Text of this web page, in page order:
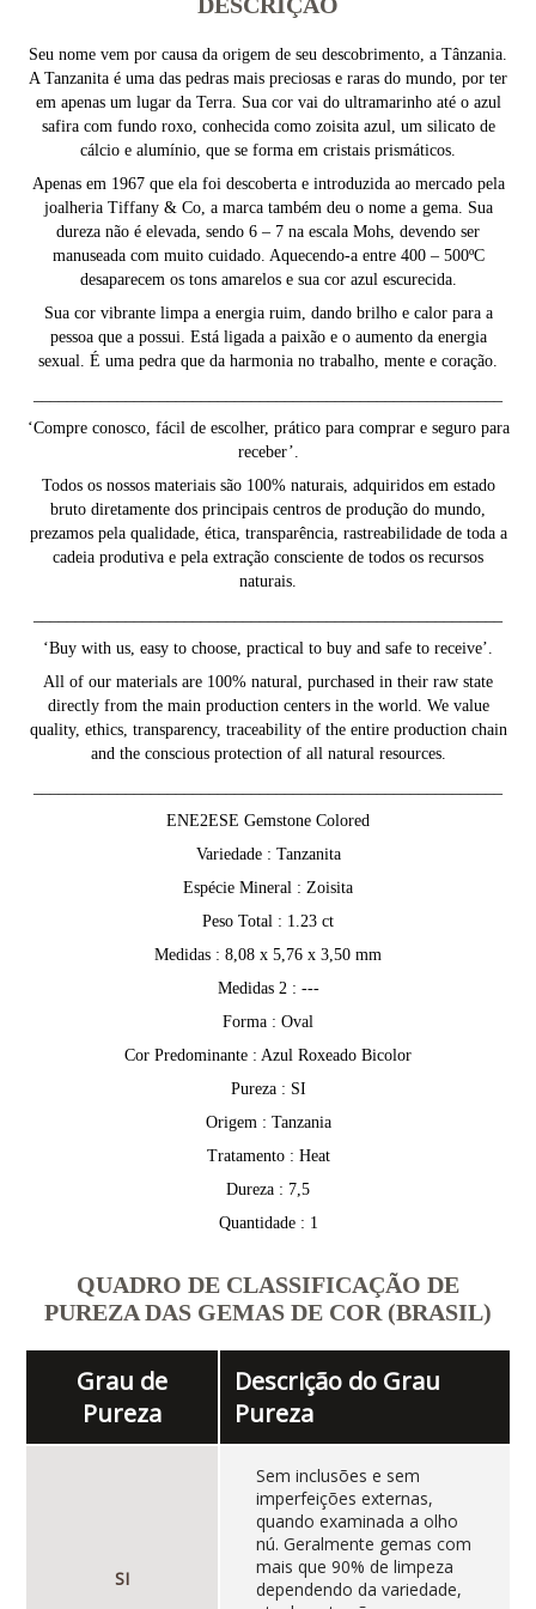
Seu nome vem por causa da origem de seu descobrimento, a Tânzania.
A Tanzanita é uma das pedras mais preciosas e raras do mundo, por ter
em apenas um lugar da Terra. Sua cor vai do ultramarinho até o azul
safira com fundo roxo, conhecida como zoisita azul, um silicato de
cálcio e alumínio, que se forma em cristais prismáticos.
Apenas em 1967 que ela foi descoberta e introduzida ao mercado pela
joalheria Tiffany & Co, a marca também deu o nome a gema. Sua
dureza não é elevada, sendo 6 – 7 na escala Mohs, devendo ser
manuseada com muito cuidado. Aquecendo-a entre 400 – 500ºC
desaparecem os tons amarelos e sua cor azul escurecida.
Sua cor vibrante limpa a energia ruim, dando brilho e calor para a
pessoa que a possui. Está ligada a paixão e o aumento da energia
sexual. É uma pedra que da harmonia no trabalho, mente e coração.
‘Compre conosco, fácil de escolher, prático para comprar e seguro para
receber’.
Todos os nossos materiais são 100% naturais, adquiridos em estado
bruto diretamente dos principais centros de produção do mundo,
prezamos pela qualidade, ética, transparência, rastreabilidade de toda a
cadeia produtiva e pela extração consciente de todos os recursos
naturais.
‘Buy with us, easy to choose, practical to buy and safe to receive’.
All of our materials are 100% natural, purchased in their raw state
directly from the main production centers in the world. We value
quality, ethics, transparency, traceability of the entire production chain
and the conscious protection of all natural resources.
ENE2ESE Gemstone Colored
Variedade : Tanzanita
Espécie Mineral : Zoisita
Peso Total : 1.23 ct
Medidas : 8,08 x 5,76 x 3,50 mm
Medidas 2 : ---
Forma : Oval
Cor Predominante : Azul Roxeado Bicolor
Pureza : SI
Origem : Tanzania
Tratamento : Heat
Dureza : 7,5
Quantidade : 1
QUADRO DE CLASSIFICAÇÃO DE
PUREZA DAS GEMAS DE COR (BRASIL)
Grau de
Pureza
Descrição do Grau
Pureza
SI
Sem inclusões e sem
imperfeições externas,
quando examinada a olho
nú. Geralmente gemas com
mais que 90% de limpeza
dependendo da variedade,